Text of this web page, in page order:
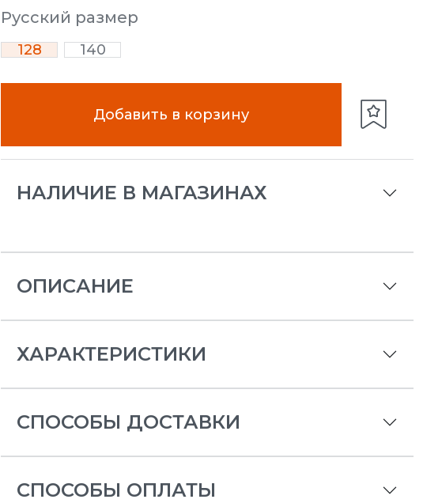
Русский размер
128 140
Добавить в корзину
НАЛИЧИЕ В МАГАЗИНАХ
ОПИСАНИЕ
ХАРАКТЕРИСТИКИ
СПОСОБЫ ДОСТАВКИ
СПОСОБЫ ОПЛАТЫ